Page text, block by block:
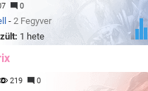
0
- 2 Fegyver
1 hete
219 0